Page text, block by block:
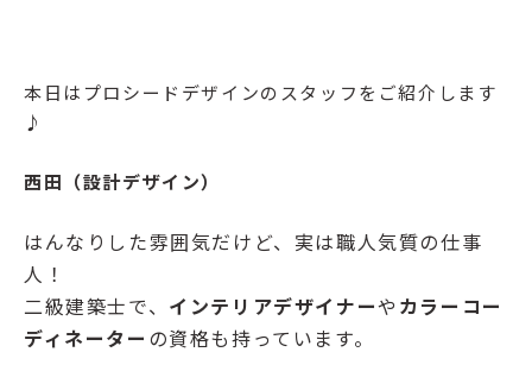
本日はプロシードデザインのスタッフをご紹介します
♪
西田（設計デザイン）
はんなりした雰囲気だけど、実は職人気質の仕事
人！
二級建築士で、 インテリアデザイナーや カラーコー
ディネーター の資格も持っています。